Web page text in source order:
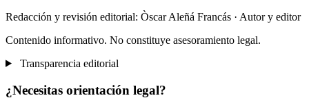
Redacción y revisión editorial: Òscar Aleñá Francás · Autor y editor
Contenido informativo. No constituye asesoramiento legal.
Transparencia editorial
¿Necesitas orientación legal?